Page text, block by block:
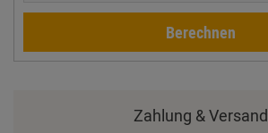
Berechnen
Zahlung & Versand